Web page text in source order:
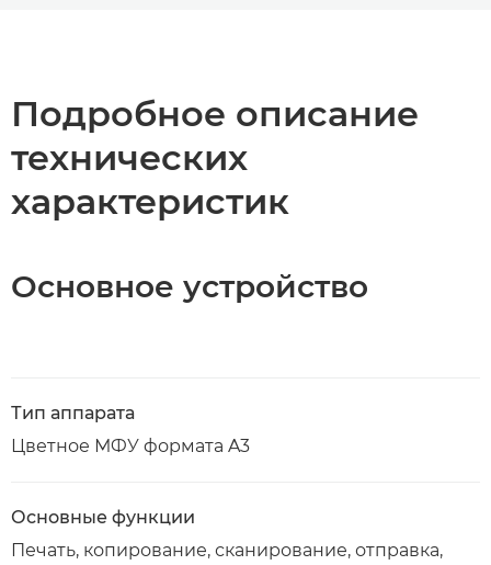
Подробное описание
технических
характеристик
Основное устройство
Тип аппарата
Цветное МФУ формата A3
Основные функции
Печать, копирование, сканирование, отправка,